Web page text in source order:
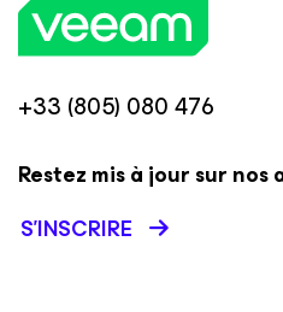
+33 (805) 080 476
Restez mis à jour sur
S’INSCRIRE